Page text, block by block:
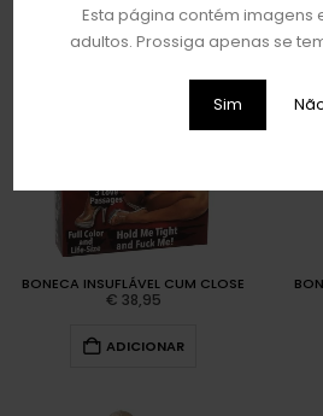
Esta página contém imagens
adultos. Prossiga apenas se
Sim
BONECA INSUFLÁVEL CUM CLOSE
€ 38,95
ADICIONAR